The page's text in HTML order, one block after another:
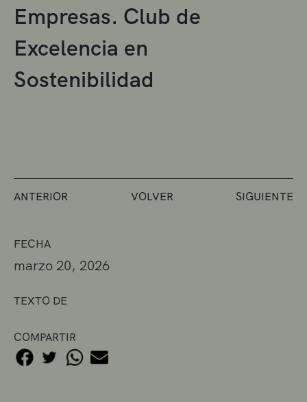
FECHA
marzo 20, 2026
TEXTO DE
COMPARTIR
Empresas. Club de
Excelencia en
Sostenibilidad
ANTERIOR VOLVER SIGUIENTE